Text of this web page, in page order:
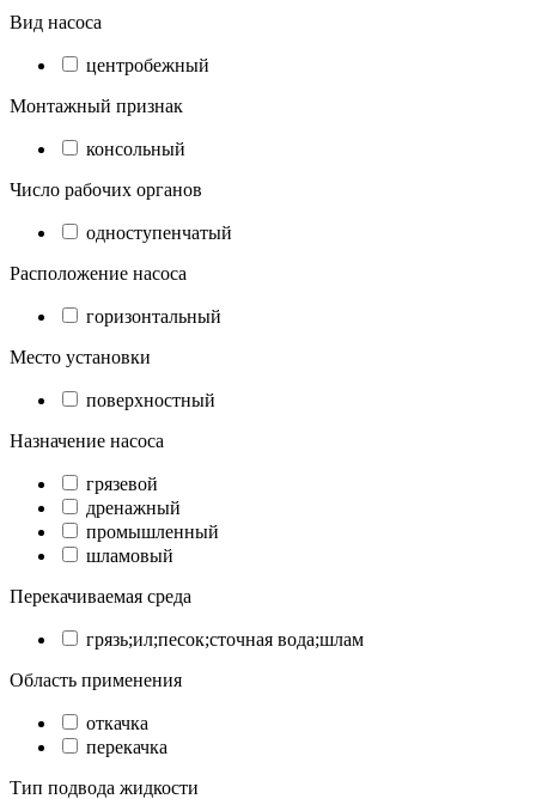
Вид насоса
центробежный
Монтажный признак
консольный
Число рабочих органов
одноступенчатый
Расположение насоса
горизонтальный
Место установки
поверхностный
Назначение насоса
грязевой
дренажный
промышленный
шламовый
Перекачиваемая среда
грязь;ил;песок;сточная вода;шлам
Область применения
откачка
перекачка
Тип подвода жидкости